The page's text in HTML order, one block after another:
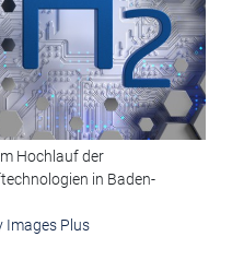
Hochlauf der
in Baden-
Images Plus